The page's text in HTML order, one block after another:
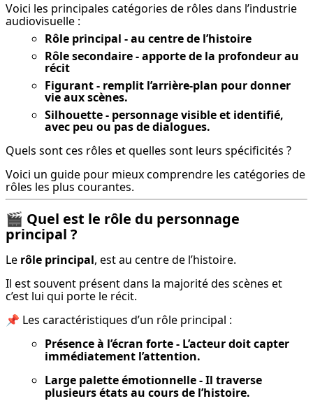
Voici les principales catégories de rôles dans l’industrie
audiovisuelle :
Rôle principal - au centre de l’histoire
Rôle secondaire - apporte de la profondeur au
récit
Figurant - remplit l’arrière-plan pour donner
vie aux scènes.
Silhouette - personnage visible et identifié,
avec peu ou pas de dialogues.
Quels sont ces rôles et quelles sont leurs spécificités ?
Voici un guide pour mieux comprendre les catégories de
rôles les plus courantes.
🎬 Quel est le rôle du personnage
principal ?
Le rôle principal, est au centre de l’histoire.
Il est souvent présent dans la majorité des scènes et
c’est lui qui porte le récit.
📌 Les caractéristiques d’un rôle principal :
Présence à l’écran forte - L’acteur doit capter
immédiatement l’attention.
Large palette émotionnelle - Il traverse
plusieurs états au cours de l’histoire.